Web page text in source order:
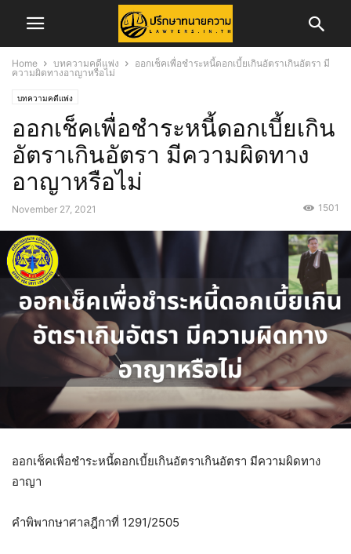
Home บทความคดีแพ่ง
ออกเช็คเพื่อชำระหนี้ดอกเบี้ยเกินอัตราเกินอัตรา มี
ความผิดทางอาญาหรือไม่
บทความคดีแพ่ง
ออกเช็คเพื่อชำระหนี้ดอกเบี้ยเกิน
อัตราเกินอัตรา มีความผิดทาง
อาญาหรือไม่
November 27, 2021 1501
ออกเช็คเพื่อชำระหนี้ดอกเบี้ยเกินอัตราเกินอัตรา มีความผิดทาง
อาญา
คำพิพากษาศาลฎีกาที่ 1291/2505